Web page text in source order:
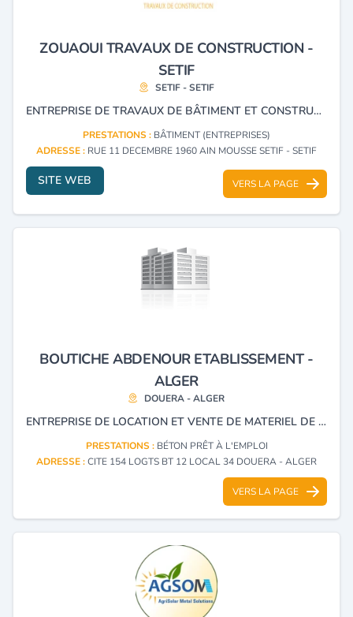
ZOUAOUI TRAVAUX DE CONSTRUCTION -
SETIF
SETIF - SETIF
ENTREPRISE DE TRAVAUX DE BÂTIMENT ET CONSTRUCTION - RÉALISATION DES OUVRAGES INDUSTRIELS EN GÉNIE CIVIL ET CHARPENTES MÉTALLIQUES - PRODUCTION ET VENTE DE BÉTON PRÊT À L'EMPLOI - TRAVAUX PUBLICS ET HYDRAULIQUES - LOCATION D'ENGINS - APPROVISIONNEMENT DES CHANTIERS EN AGRÉGATS ET MATÉRIAUX DE CONSTRUCTION - PROMOTION IMMOBILIÈRE- PANNEAUX SANDWICHS ET TÔLES NERVURÉES - VENTE DES PRODUITS INDUSTRIELS DE CONSTRUCTION.
PRESTATIONS : BÂTIMENT (ENTREPRISES)
ADRESSE : RUE 11 DECEMBRE 1960 AIN MOUSSE SETIF - SETIF
SITE WEB VERS LA PAGE
BOUTICHE ABDENOUR ETABLISSEMENT -
ALGER
DOUERA - ALGER
ENTREPRISE DE LOCATION ET VENTE DE MATERIEL DE CONSTRUCTION ET ENGINS VENTE DE BETON PRE A LEMPELOIS
PRESTATIONS : BÉTON PRÊT À L'EMPLOI
ADRESSE :CITE 154 LOGTS BT 12 LOCAL 34 DOUERA - ALGER
VERS LA PAGE